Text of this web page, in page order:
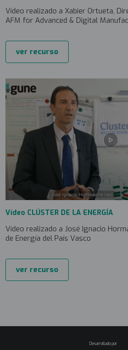
Vídeo realizado a Xabier Ortueta,
AFM for Advanced & Digital
ver recurso
Vídeo CLÚSTER DE LA ENERGÍA
Vídeo realizado a José Ignacio
de Energía del País Vasco
ver recurso
Desarrollado por